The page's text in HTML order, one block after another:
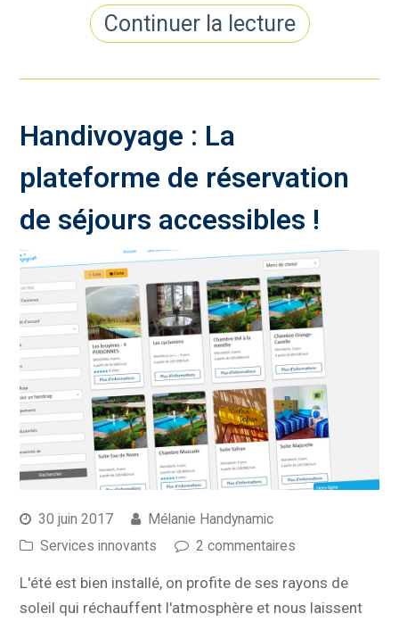
Continuer la lecture
Handivoyage : La
plateforme de réservation
de séjours accessibles !
30 juin 2017
Mélanie Handynamic
Services innovants
2 commentaires
L'été est bien installé, on profite de ses rayons de
soleil qui réchauffent l'atmosphère et nous laissent